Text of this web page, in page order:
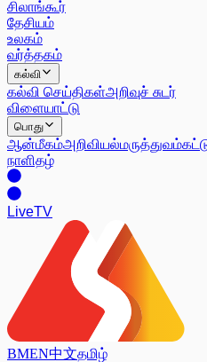
சிலாங்கூர்
தேசியம்
உலகம்
வர்த்தகம்
கல்வி
கல்வி செய்திகள்அறிவுச் சுடர்
விளையாட்டு
பொது
ஆன்மீகம்அறிவியல்மருத்துவம்
நாளிதழ்
LiveTV
BMEN中文தமிழ்